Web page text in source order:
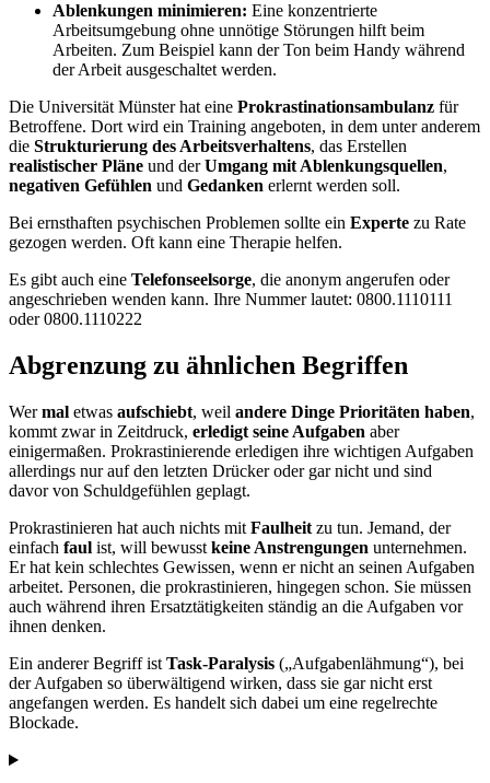
Ablenkungen minimieren: Eine konzentrierte
Arbeitsumgebung ohne unnötige Störungen hilft beim
Arbeiten. Zum Beispiel kann der Ton beim Handy während
der Arbeit ausgeschaltet werden.
Die Universität Münster hat eine Prokrastinationsambulanz für
Betroffene. Dort wird ein Training angeboten, in dem unter anderem
die Strukturierung des Arbeitsverhaltens, das Erstellen
realistischer Pläne und derUmgang mit Ablenkungsquellen,
negativen Gefühlen und Gedanken erlernt werden soll.
Bei ernsthaften psychischen Problemen sollte ein Experte zu Rate
gezogen werden. Oft kann eine Therapie helfen.
Es gibt auch eine Telefonseelsorge, die anonym angerufen oder
angeschrieben wenden kann. Ihre Nummer lautet: 0800.1110111
oder 0800.1110222
Abgrenzung zu ähnlichen Begriffen
Wermal etwas aufschiebt, weil andere Dinge Prioritäten haben,
kommt zwar in Zeitdruck, erledigt seine Aufgaben aber
einigermaßen. Prokrastinierende erledigen ihre wichtigen Aufgaben
allerdings nur auf den letzten Drücker oder gar nicht und sind
davor von Schuldgefühlen geplagt.
Prokrastinieren hat auch nichts mit Faulheit zu tun. Jemand, der
einfach faul ist, will bewusst keine Anstrengungen unternehmen.
Er hat kein schlechtes Gewissen, wenn er nicht an seinen Aufgaben
arbeitet. Personen, die prokrastinieren, hingegen schon. Sie müssen
auch während ihren Ersatztätigkeiten ständig an die Aufgaben vor
ihnen denken.
Ein anderer Begriff ist Task-Paralysis („Aufgabenlähmung“), bei
der Aufgaben so überwältigend wirken, dass sie gar nicht erst
angefangen werden. Es handelt sich dabei um eine regelrechte
Blockade.